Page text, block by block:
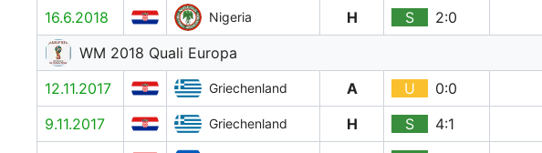
16.6.2018
Nigeria H S
2:0
WM 2018 Quali Europa
12.11.2017
Griechenland A U
0:0
9.11.2017
Griechenland H S
4:1